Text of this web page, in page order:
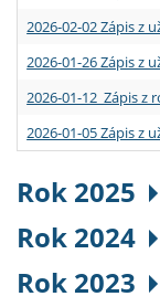
2026-02-02 Zápis z
2026-01-26 Zápis z
2026-01-12 Zápis z
2026-01-05 Zápis z
Rok 2025
Rok 2024
Rok 2023